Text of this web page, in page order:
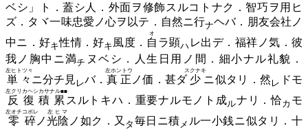
ベシ」ト．蓋シ人．外面ヲ修飾スルコトナク．智巧ヲ用ヒ
ズ．タヾ一味忠愛ノ心ヲ以テ．自然ニ行ナヘバ．朋友会社ノ
中ニ． 好キ性情． 好キ 風度． 自
オ
ラ顕ハ レ出デ．福祥ノ気．彼
我ノ胸中ニ満チ ヌベシ．人生日用ノ間．細小ナル礼貌．
単々
左ヒトツ々
ニ分チ 見 レバ． 真正
左ホントウ
ノ価．甚ダ 少
スクナキ
ニ似タリ． 然 レ ドモ
反復積累
左クリカヘシカサナル■■
スルトキハ．重要ナルモノト 成ルナリ．恰カ モ
零碎
左オチコボレ
ノ光陰
左ヒマ
ノ如ク． 又 タ 毎日ニ積メ ル一小銭ニ似タリ．十